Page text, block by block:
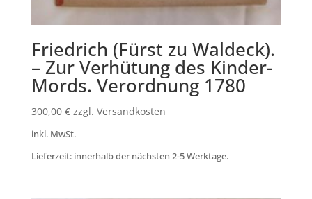
Friedrich (Fürst zu Waldeck).
– Zur Verhütung des Kinder-
Mords. Verordnung 1780
300,00 € zzgl. Versandkosten
inkl. MwSt.
Lieferzeit: innerhalb der nächsten 2-5 Werktage.